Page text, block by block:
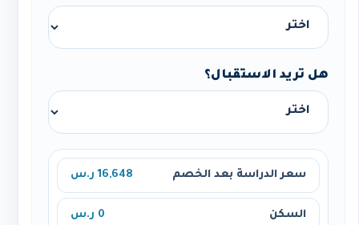
هل تريد الاستقبال؟
سعر الدراسة بعد الخصم 16,648 ر.س
السكن 0 ر.س